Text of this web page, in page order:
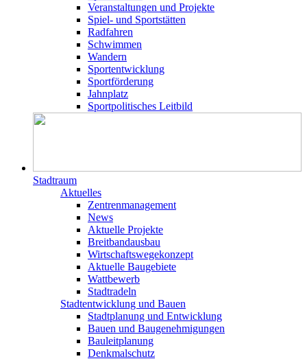
Veranstaltungen und Projekte
Spiel- und Sportstätten
Radfahren
Schwimmen
Wandern
Sportentwicklung
Sportförderung
Jahnplatz
Sportpolitisches Leitbild
Stadtraum
Aktuelles
Zentrenmanagement
News
Aktuelle Projekte
Breitbandausbau
Wirtschaftswegekonzept
Aktuelle Baugebiete
Wattbewerb
Stadtradeln
Stadtentwicklung und Bauen
Stadtplanung und Entwicklung
Bauen und Baugenehmigungen
Bauleitplanung
Denkmalschutz